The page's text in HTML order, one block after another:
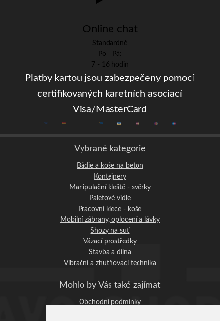
Online chat
Standardně
Po - Pá:
7 - 16 hodin
Platby kartou jsou zabezpečeny pomocí
certifikovaných karetních asociací
Visa/MasterCard
Vybrané kategorie
Bádie a koše na beton
Kontejnery
Manipulační kleště - svěrky
Paletové vidle
Pracovní klece - koše
Mobilní zábrany, oplocení a lávky
Shozy na suť
Vázací prostředky
Stavba a dílna
Vibrační a zhutňovací technika
Mohlo by Vás také zajímat
Obchodní podmínky